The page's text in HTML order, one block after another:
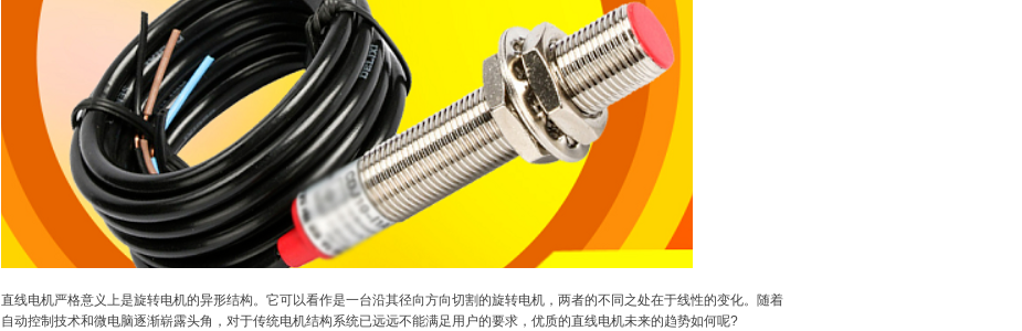
直线电机严格意义上是旋转电机的异形结构。它可以看作是一台沿其径向方向切割的旋转电机，两者的不同之处在于线性的变化。随着
自动控制技术和微电脑逐渐崭露头角，对于传统电机结构系统已远远不能满足用户的要求，优质的直线电机未来的趋势如何呢?